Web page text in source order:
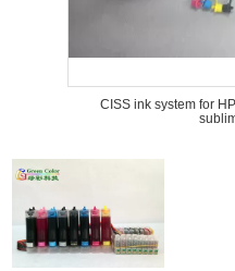
CISS ink system for